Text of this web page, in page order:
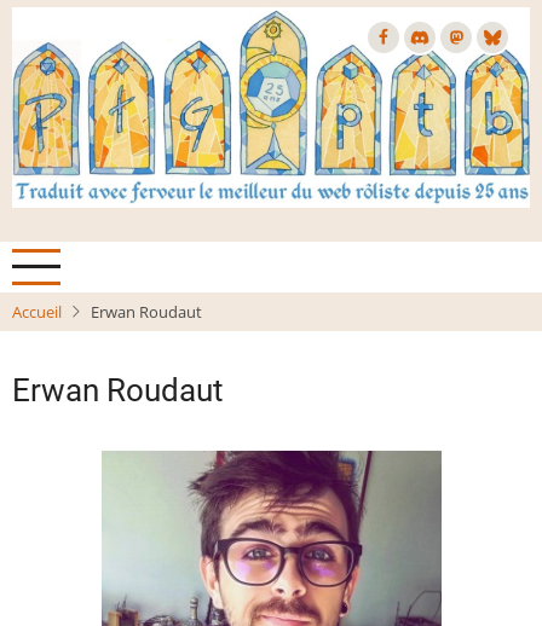
Aller
contenu
principal
Accueil Erwan Roudaut
Erwan Roudaut